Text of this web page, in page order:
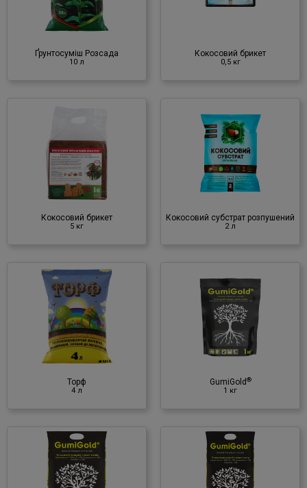
Ґрунтосуміш Розсада
10 л
Кокосовий брикет
0,5 кг
Субстрат
Кокосовий брикет
5 кг
Кокосовий субстрат розпушений
2 л
розпушений
2 л
Субстрат
Торф
4 л
GumiGold ®
1 кг
GumiGold®
1 кг
Органічне добриво
♦ гумінові речовини
GumiGold
10 кг